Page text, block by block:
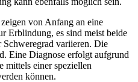
von Anfang an eine
Erblindung, es sind meist beide
variieren. Die
Eine Diagnose erfolgt aufgrund
mittels einer speziellen
können.